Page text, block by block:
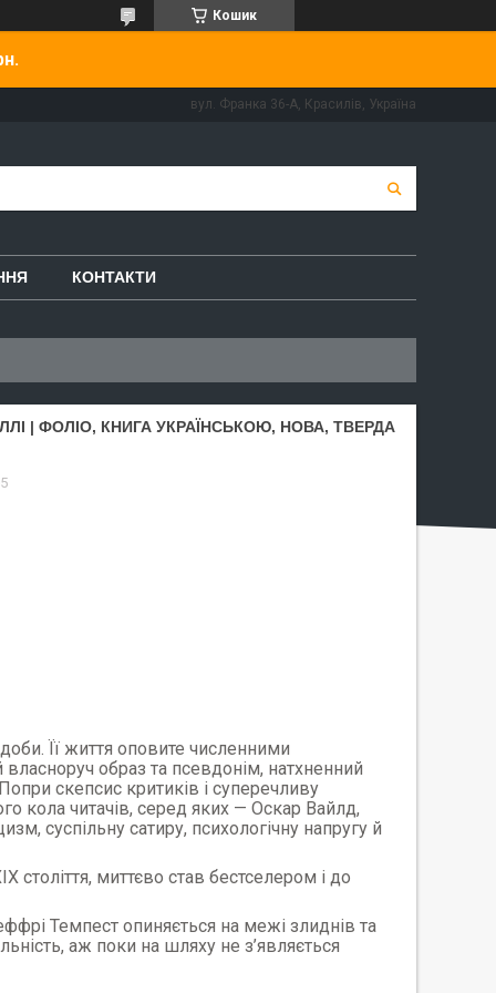
Кошик
вул. Франка 36-А, Красилів, Україна
КОНТАКТИ
| ФОЛІО, КНИГА УКРАЇНСЬКОЮ, НОВА, ТВЕРДА
Її життя оповите численними
власноруч образ та псевдонім, натхненний
скепсис критиків і суперечливу
кола читачів, серед яких — Оскар Вайлд,
суспільну сатиру, психологічну напругу й
століття, миттєво став бестселером і до
Темпест опиняється на межі злиднів та
аж поки на шляху не з’являється